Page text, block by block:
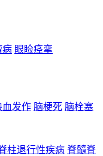
病 眼睑痉挛
血发作 脑梗死 脑栓塞
柱退行性疾病 脊髓脊